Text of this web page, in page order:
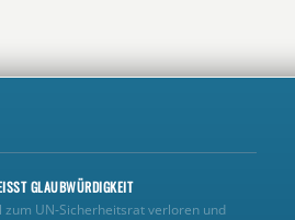
GLAUBWÜRDIGKEIT
UN‑Sicherheitsrat verloren und